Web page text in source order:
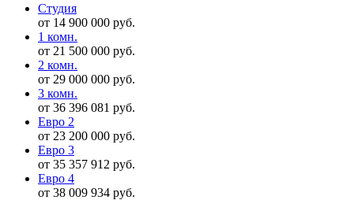
Студия
от 14 900 000 руб.
1 комн.
от 21 500 000 руб.
2 комн.
от 29 000 000 руб.
3 комн.
от 36 396 081 руб.
Евро 2
от 23 200 000 руб.
Евро 3
от 35 357 912 руб.
Евро 4
от 38 009 934 руб.